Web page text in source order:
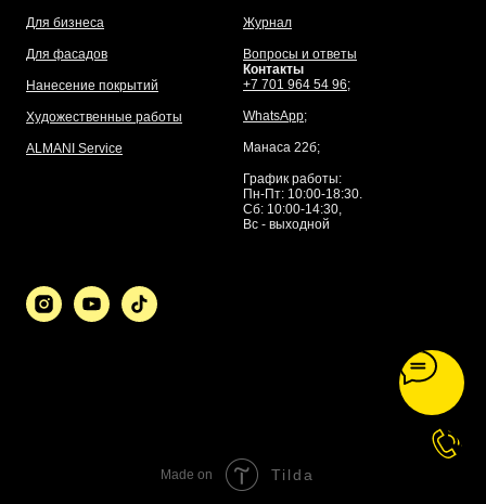
Для бизнеса
Для фасадов
Нанесение покрытий
Художественные работы
ALMANI Service
Журнал
Вопросы и ответы
Контакты
+7 701 964 54 96;
WhatsApp;
Манаса 22б;
График работы:
Пн-Пт: 10:00-18:30.
Сб: 10:00-14:30,
Вс - выходной
Made on Tilda